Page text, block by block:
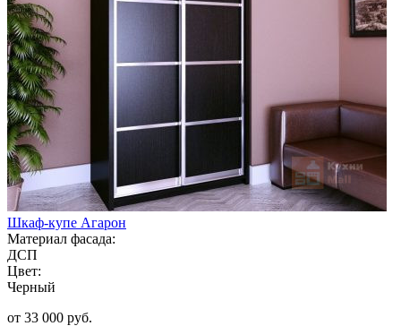
Шкаф-купе Агарон
Материал фасада:
ДСП
Цвет:
Черный
от 33 000 руб.